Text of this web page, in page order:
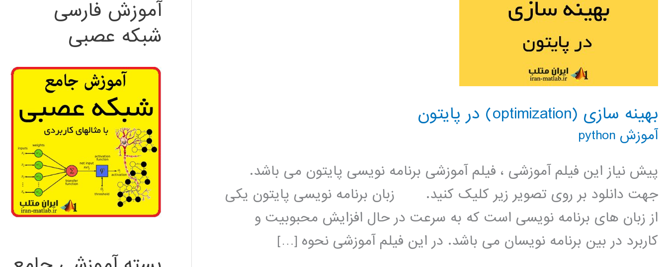
بهینه سازی (optimization) در پایتون
آموزش python
پیش نیاز این فیلم آموزشی ، فیلم آموزشی برنامه نویسی پایتون می باشد.
جهت دانلود بر روی تصویر زیر کلیک کنید. زبان برنامه نویسی پایتون یکی
از زبان های برنامه نویسی است که به سرعت در حال افزایش محبوبیت و
کاربرد در بین برنامه نویسان می باشد. در این فیلم آموزشی نحوه […]
آموزش فارسی
شبکه عصبی